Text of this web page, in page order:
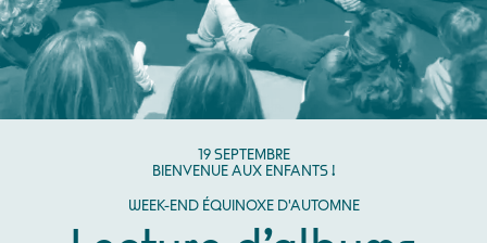
19 SEPTEMBRE
SEPTEMBRE
BIENVENUE AUX ENFANTS !
WEEK-END ÉQUINOXE D'AUTOMNE